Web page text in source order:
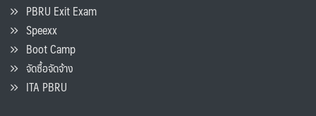
PBRU Exit Exam
Speexx
Boot Camp
จัดซื้อจัดจ้าง
ITA PBRU